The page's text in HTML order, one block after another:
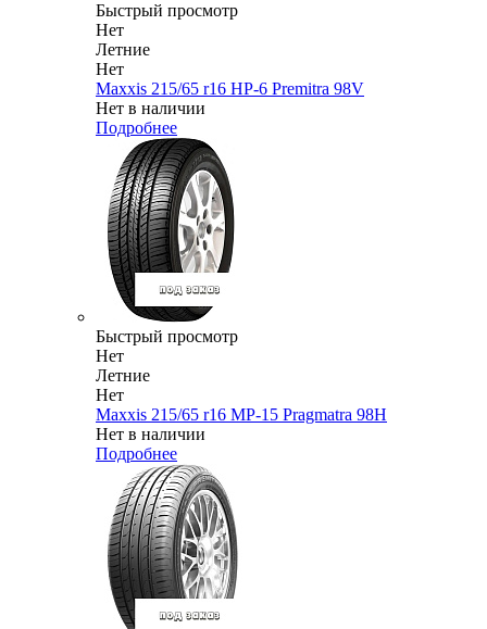
Быстрый просмотр
Нет
Летние
Нет
Maxxis 215/65 r16 HP-6 Premitra 98V
Нет в наличии
Подробнее
Быстрый просмотр
Нет
Летние
Нет
Maxxis 215/65 r16 MP-15 Pragmatra 98H
Нет в наличии
Подробнее